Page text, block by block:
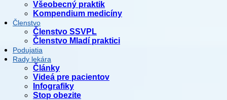
Všeobecný praktik
Kompendium medicíny
Členstvo
Členstvo SSVPL
Členstvo Mladí praktici
Podujatia
Rady lekára
Články
Videá pre pacientov
Infografiky
Stop obezite